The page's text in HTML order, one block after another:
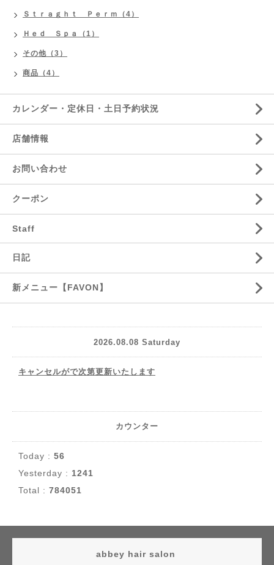
Ｓｔｒａｇｈｔ Ｐｅｒｍ（4）
Ｈｅｄ Ｓｐａ（1）
その他（3）
商品（4）
カレンダー・定休日・土日予約状況
店舗情報
お問い合わせ
クーポン
Staff
日記
新メニュー【FAVON】
2026.08.08 Saturday
キャンセルがで次第更新いたします
カウンター
Today : 56
Yesterday : 1241
Total : 784051
abbey hair salon